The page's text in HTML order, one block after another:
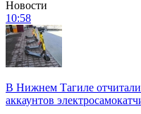
Новости
10:58
В Нижнем Тагиле
аккаунтов